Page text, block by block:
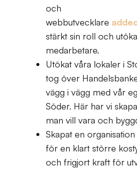
och
webbutvecklare
stärkt sin roll och
medarbetare.
Utökat våra lokaler i
tog över
vägg i vägg med vår
Söder. Här har vi
man vill vara och
Skapat en
för en klart större
och frigjort kraft för